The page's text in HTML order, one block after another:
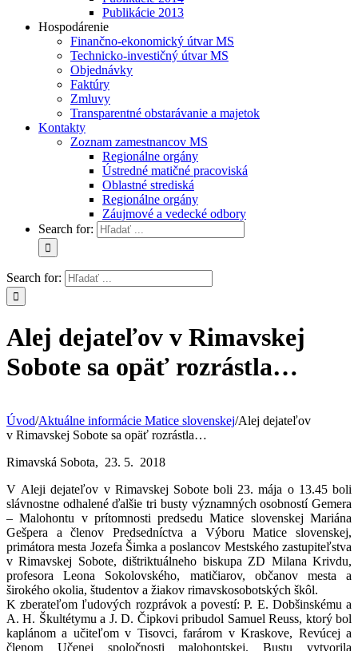
Publikácie 2013
Hospodárenie
Finančno-ekonomický útvar MS
Technicko-investičný útvar MS
Objednávky
Faktúry
Zmluvy
Transparentné obstarávanie a majetok
Kontakty
Zoznam zamestnancov MS
Regionálne orgány
Ústredné matičné pracoviská
Oblastné strediská
Regionálne orgány
Záujmové a vedecké odbory
Search for:
Search for:
Alej dejateľov v Rimavskej
Sobote sa opäť rozrástla…
Úvod/Aktuálne informácie Matice slovenskej/Alej dejateľov
v Rimavskej Sobote sa opäť rozrástla…
Rimavská Sobota, 23. 5. 2018
V Aleji dejateľov v Rimavskej Sobote boli 23. mája o 13.45 boli
slávnostne odhalené ďalšie tri busty významných osobností Gemera
– Malohontu v prítomnosti predsedu Matice slovenskej Mariána
Gešpera a členov Predsedníctva a Výboru Matice slovenskej,
primátora mesta Jozefa Šimka a poslancov Mestského zastupiteľstva
v Rimavskej Sobote, dištriktuálneho biskupa ZD Milana Krivdu,
profesora Leona Sokolovského, matičiarov, občanov mesta a
širokého okolia, študentov a žiakov rimavskosobotských škôl.
K zberateľom ľudových rozprávok a povestí: P. E. Dobšinskému a
A. H. Škultétymu a J. D. Čipkovi pribudol Samuel Reuss, ktorý bol
kaplánom a učiteľom v Tisovci, farárom v Kraskove, Revúcej a
členom Učenej spoločnosti malohontskej. Bustu vytvorila